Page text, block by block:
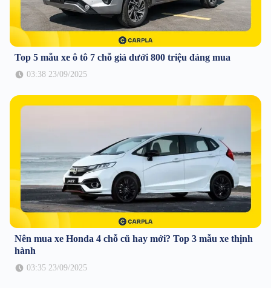
Top 5 mẫu xe ô tô 7 chỗ giá dưới 800 triệu đáng mua
03:38 23/09/2025
Nên mua xe Honda 4 chỗ cũ hay mới? Top 3 mẫu xe thịnh
hành
03:35 23/09/2025